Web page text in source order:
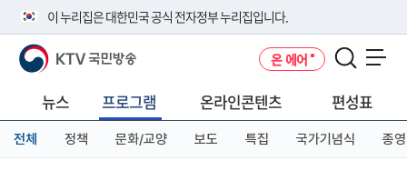
이 누리집은 대한민국 공식 전자정부 누리집입니다.
공식 누리집 주소 확인하기
니다.
이밖에 or.kr 또는 .kr등 다른 도메인 주소를 사용하고 있다면 아래 URL에
서 도메인 주소를 확인해 보세요
KTV 국민방송 온 에어
뉴스 프로그램 온라인콘텐츠 편성표
전체 정책 문화/교양 보도 특집 국가기념식 종영